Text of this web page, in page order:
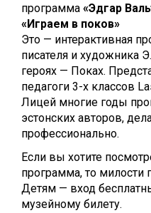
программа «Эдгар
«Играем в поков»
Это — интерактивная
писателя и художника
героях — Поках.
педагоги 3-х классов
Лицей многие годы
эстонских авторов,
профессионально.
Если вы хотите
программа, то милости
Детям — вход
музейному билету.